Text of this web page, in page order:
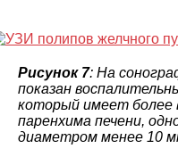
Рисунок 7: На
показан
который имеет более
паренхима печени,
диаметром менее 10